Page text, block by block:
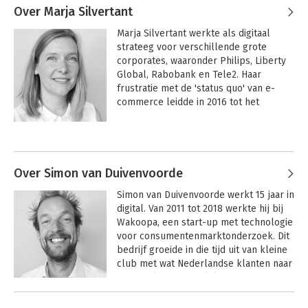
Over Marja Silvertant
Marja Silvertant werkte als digitaal
strateeg voor verschillende grote
corporates, waaronder Philips, Liberty
Global, Rabobank en Tele2. Haar
frustratie met de 'status quo' van e-
commerce leidde in 2016 tot het
zouden uitvinden, hoe zouden
Over Simon van Duivenvoorde
Simon van Duivenvoorde werkt 15 jaar in
digital. Van 2011 tot 2018 werkte hij bij
Wakoopa, een start-up met technologie
voor consumentenmarktonderzoek. Dit
bedrijf groeide in die tijd uit van kleine
club met wat Nederlandse klanten naar
2016 verkocht aan GfK. Bij Aiden is